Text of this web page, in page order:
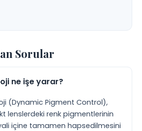
Sorular
ne işe yarar?
(Dynamic Pigment Control),
lenslerdeki renk pigmentlerinin
içine tamamen hapsedilmesini